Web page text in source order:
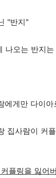
"반지"
나오는 반지
에게만 다이
집사람이 커
플링을 잃어